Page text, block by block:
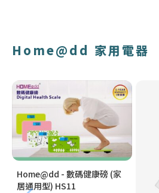
Home@dd 家用電器
Home@dd - 數碼健康磅 (家
居通用型) HS11